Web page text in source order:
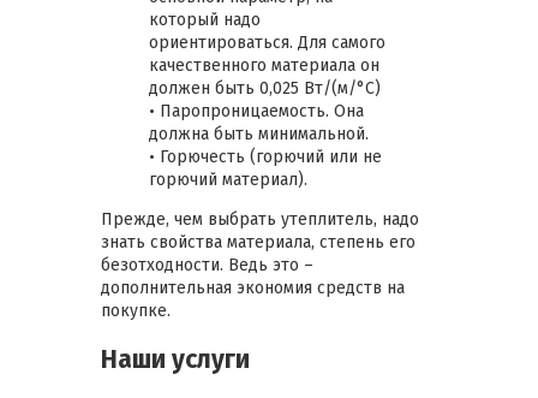
который надо
ориентироваться. Для самого
качественного материала он
должен быть 0,025 Вт/(м/°С)
• Паропроницаемость. Она
должна быть минимальной.
• Горючесть (горючий или не
горючий материал).
Прежде, чем выбрать утеплитель, надо
знать свойства материала, степень его
безотходности. Ведь это –
дополнительная экономия средств на
покупке.
Наши услуги